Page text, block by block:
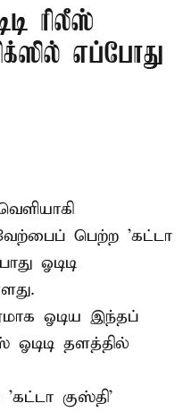
ரிலீஸ்
எப்போது
பெற்ற 'கட்டா
ஓடிடி
ஓடிய இந்தப்
ஓடிடி தளத்தில்
குஸ்தி'